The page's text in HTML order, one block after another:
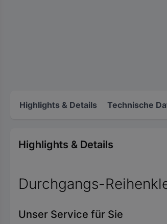
Highlights & Details Technische
Highlights & Details
Durchgangs-
Unser Service für Sie